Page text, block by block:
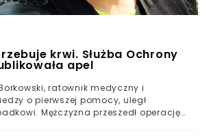
krwi. Służba Ochrony
apel
ratownik medyczny i
o pierwszej pomocy, uległ
Mężczyzna przeszedł operację,